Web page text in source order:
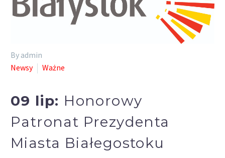
By admin
Newsy
Ważne
09 lip: Honorowy
Patronat Prezydenta
Miasta Białegostoku